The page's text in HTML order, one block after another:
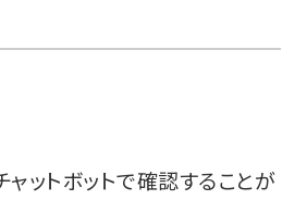
ャットボットで確認することが